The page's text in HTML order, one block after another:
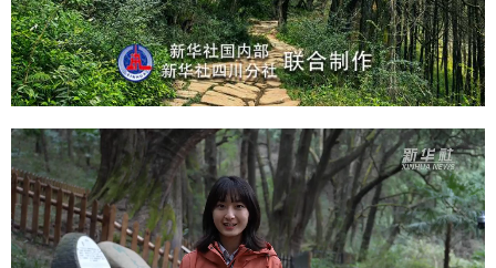
山东 河南 湖北 湖南
广东 广西 海南 重庆
陕西 甘肃 青海 宁夏
新疆 内蒙古 黑龙江